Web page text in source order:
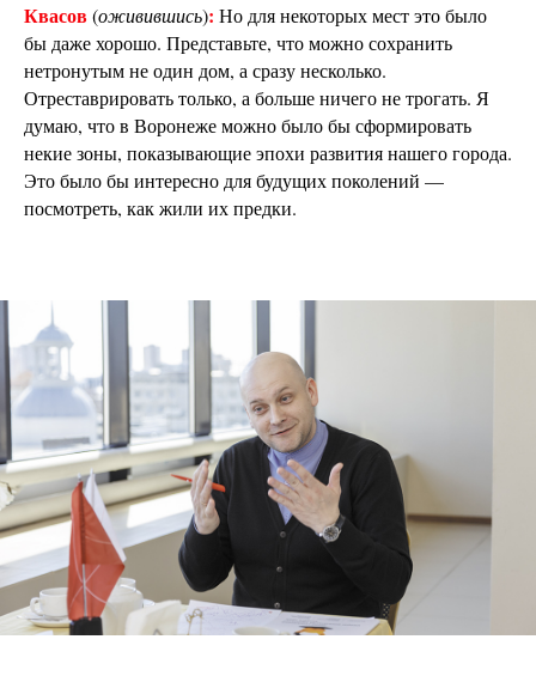
Квасов(оживившись): Но для некоторых мест это было
бы даже хорошо. Представьте, что можно сохранить
нетронутым не один дом, а сразу несколько.
Отреставрировать только, а больше ничего не трогать. Я
думаю, что в Воронеже можно было бы сформировать
некие зоны, показывающие эпохи развития нашего города.
Это было бы интересно для будущих поколений —
посмотреть, как жили их предки.